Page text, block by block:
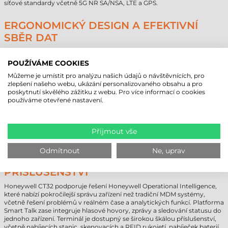
síťové standardy včetně 5G NR SA/NSA, LTE a GPS.
ERGONOMICKÝ DESIGN A EFEKTIVNÍ
SBĚR DAT
motorem FlexRange™, který umožňuje rychlé a přesné snímání
čárových kódů až ze vzdálenosti 11 metrů. Zelený zaměřovací bod je
dobře viditelný i na přímém slunci, díky čemuž je zařízení vhodné i pro
venkovní použití. Technologie kombinuje krátký i dlouhý dosah v
jednom kompaktním zařízení, čímž zjednodušuje provoz a snižuje
náklady na správu zařízení.
se do kapsy a díky ergonomickému designu je vhodné pro celodenní
práci.
PODNIKOVÝ SOFTWARE A
PŘÍSLUŠENSTVÍ
Honeywell CT32 podporuje řešení Honeywell Operational Intelligence,
které nabízí pokročilejší správu zařízení než tradiční MDM systémy,
včetně řešení problémů v reálném čase a analytických funkcí. Platforma
Smart Talk zase integruje hlasové hovory, zprávy a sledování statusu do
jednoho zařízení. Terminál je dostupný se širokou škálou příslušenství,
POUŽÍVÁME COOKIES
Můžeme je umístit pro analýzu našich údajů o návštěvnících, pro
zlepšení našeho webu, ukázání personalizovaného obsahu a pro
poskytnutí skvělého zážitku z webu. Pro více informací o cookies
používáme otevřené nastavení.
Přijmout vše
Odmítnout Ne, uprav